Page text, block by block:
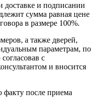
и подписании
сумма равная цене
в размере 100%.
а также дверей,
параметрам, по
с
и вносится
факту после приема